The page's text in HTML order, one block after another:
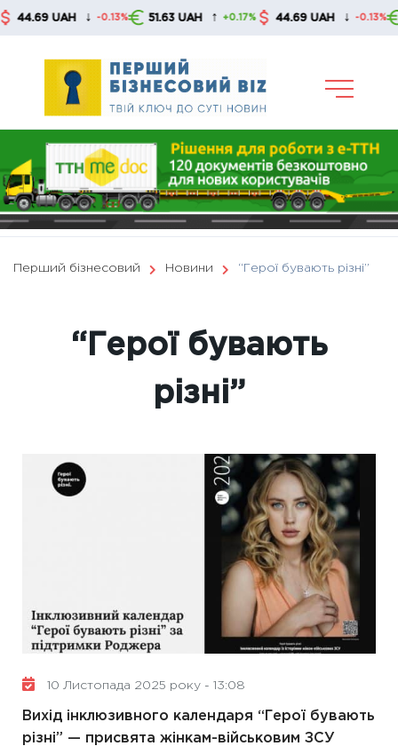
Skip
UAH ↓ -0.13% 51.63 UAH ↑ +0.17% 44.69 UAH ↓ -0.13%
Перший бізнесовий Новини “Герої бувають різні”
“Герої бувають
різні”
10 Листопада 2025 року - 13:08
Вихід інклюзивного календаря “Герої бувають
різні” — присвята жінкам-військовим ЗСУ